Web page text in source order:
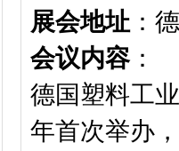
展会地址 ：
会议内容：
德国塑料工
年首次举办